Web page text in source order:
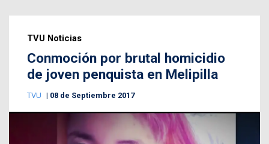
TVU Noticias
Conmoción por brutal homicidio
de joven penquista en Melipilla
TVU 08 de Septiembre 2017